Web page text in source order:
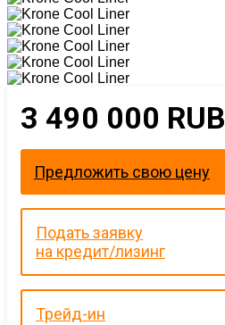
3 490 000 RUB
Предложить свою цену
Подать заявку
на кредит/лизинг
Трейд-ин